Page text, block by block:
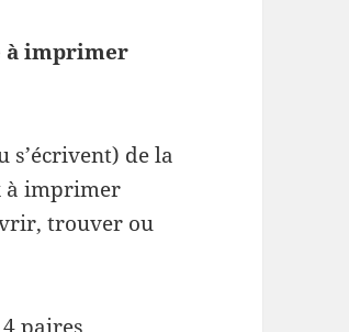
à imprimer
s’écrivent) de la
à imprimer
trouver ou